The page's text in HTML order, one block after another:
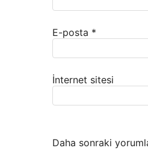
E-posta *
İnternet sitesi
Daha sonraki